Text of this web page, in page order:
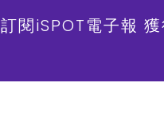
訂閱iSPOT電子報